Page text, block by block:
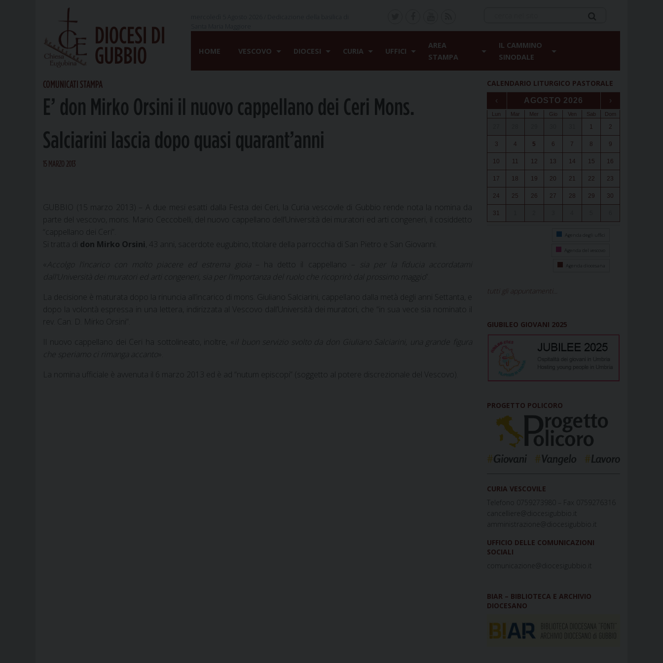
DIOCESI DI
GUBBIO
HOME VESCOVO DIOCESI CURIA UFFICI
AREA
STAMPA
IL CAMMINO
SINODALE
COMUNICATI STAMPA
E’ don Mirko Orsini il nuovo cappellano dei Ceri Mons.
Salciarini lascia dopo quasi quarant’anni
15 MARZO 2013
GUBBIO (15 marzo 2013) – A due mesi esatti dalla Festa dei Ceri, la Curia vescovile di Gubbio rende nota la nomina da
parte del vescovo, mons. Mario Ceccobelli, del nuovo cappellano dell’Università dei muratori ed arti congeneri, il cosiddetto
“cappellano dei Ceri”.
Si tratta di don Mirko Orsini , 43 anni, sacerdote eugubino, titolare della parrocchia di San Pietro e San Giovanni.
« Accolgo l’incarico con molto piacere ed estrema gioia – ha detto il cappellano –
sia per la fiducia accordatami
dall’Università dei muratori ed arti congeneri, sia per l’importanza del ruolo che ricoprirò dal prossimo maggio ”.
La decisione è maturata dopo la rinuncia all’incarico di mons. Giuliano Salciarini, cappellano dalla metà degli anni Settanta, e
dopo la volontà espressa in una lettera, indirizzata al Vescovo dall’Università dei muratori, che “in sua vece sia nominato il
rev. Can. D. Mirko Orsini”.
Il nuovo cappellano dei Ceri ha sottolineato, inoltre, «
il buon servizio svolto da don Giuliano Salciarini, una grande figura
che speriamo ci rimanga accanto ».
La nomina ufficiale è avvenuta il 6 marzo 2013 ed è ad “nutum episcopi” (soggetto al potere discrezionale del Vescovo).
CALENDARIO LITURGICO PASTORALE
‹ AGOSTO 2026 ›
Lun Mar Mer Gio Ven Sab Dom
1 2
3 4 5 6 7 8 9
10 11 12 13 14 15 16
17 18 19 20 21 22 23
24 25 26 27 28 29 30
31
Agenda degli uffici
Agenda del vescovo
Agenda diocesana
tutti gli appuntamenti...
GIUBILEO GIOVANI 2025
PROGETTO POLICORO
CURIA VESCOVILE
Telefono 0759273980 – Fax 0759276316
cancelliere@diocesigubbio.it
amministrazione@diocesigubbio.it
UFFICIO DELLE COMUNICAZIONI
SOCIALI
comunicazione@diocesigubbio.it
BIAR – BIBLIOTECA E ARCHIVIO
DIOCESANO